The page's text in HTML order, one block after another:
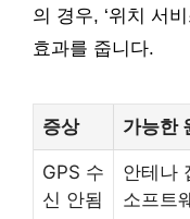
의 경우, ‘위치 서
효과를 줍니다.
증상 가능한
GPS 수
신 안됨
안테나
소프트